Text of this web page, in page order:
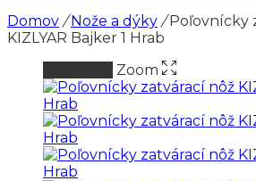
Domov / Nože a dýky /Poľovnícky
KIZLYAR Bajker 1 Hrab
Zoom